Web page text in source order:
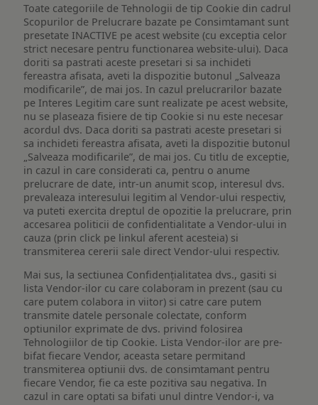
Toate categoriile de Tehnologii de tip Cookie din cadrul
Scopurilor de Prelucrare bazate pe Consimtamant sunt
presetate INACTIVE pe acest website (cu exceptia celor
strict necesare pentru functionarea website-ului). Daca
doriti sa pastrati aceste presetari si sa inchideti
fereastra afisata, aveti la dispozitie butonul „Salveaza
modificarile”, de mai jos. In cazul prelucrarilor bazate
pe Interes Legitim care sunt realizate pe acest website,
nu se plaseaza fisiere de tip Cookie si nu este necesar
acordul dvs. Daca doriti sa pastrati aceste presetari si
sa inchideti fereastra afisata, aveti la dispozitie butonul
„Salveaza modificarile”, de mai jos. Cu titlu de exceptie,
in cazul in care considerati ca, pentru o anume
prelucrare de date, intr-un anumit scop, interesul dvs.
prevaleaza interesului legitim al Vendor-ului respectiv,
va puteti exercita dreptul de opozitie la prelucrare, prin
accesarea politicii de confidentialitate a Vendor-ului in
cauza (prin click pe linkul aferent acesteia) si
transmiterea cererii sale direct Vendor-ului respectiv.
Mai sus, la sectiunea Confidențialitatea dvs., gasiti si
lista Vendor-ilor cu care colaboram in prezent (sau cu
care putem colabora in viitor) si catre care putem
transmite datele personale colectate, conform
optiunilor exprimate de dvs. privind folosirea
Tehnologiilor de tip Cookie. Lista Vendor-ilor are pre-
bifat fiecare Vendor, aceasta setare permitand
transmiterea optiunii dvs. de consimtamant pentru
fiecare Vendor, fie ca este pozitiva sau negativa. In
cazul in care optati sa bifati unul dintre Vendor-i, va